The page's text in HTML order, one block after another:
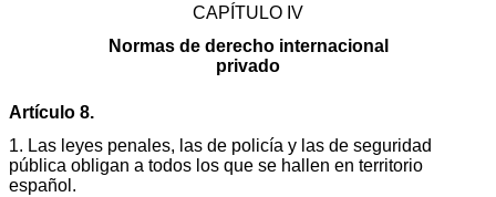
CAPÍTULO IV
Normas de derecho internacional
privado
Artículo 8.
1. Las leyes penales, las de policía y las de seguridad
pública obligan a todos los que se hallen en territorio
español.